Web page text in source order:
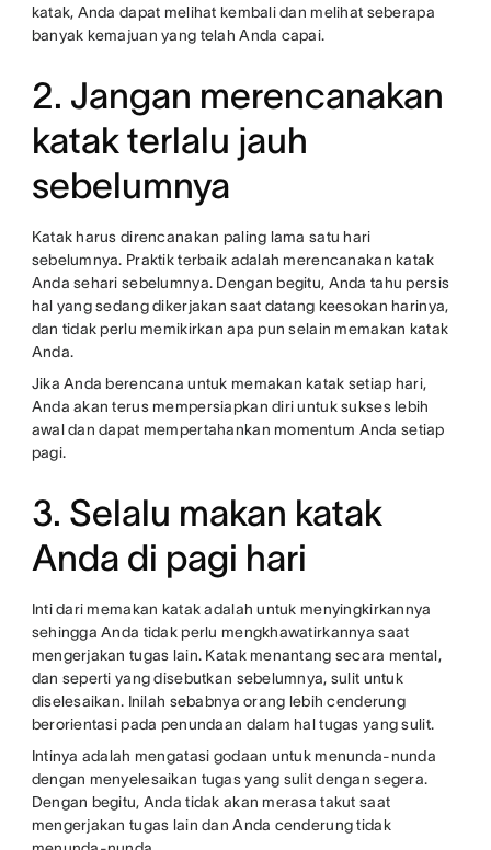
katak, Anda dapat melihat kembali dan melihat seberapa
banyak kemajuan yang telah Anda capai.
2. Jangan merencanakan
katak terlalu jauh
sebelumnya
Katak harus direncanakan paling lama satu hari
sebelumnya. Praktik terbaik adalah merencanakan katak
Anda sehari sebelumnya. Dengan begitu, Anda tahu persis
hal yang sedang dikerjakan saat datang keesokan harinya,
dan tidak perlu memikirkan apa pun selain memakan katak
Anda.
Jika Anda berencana untuk memakan katak setiap hari,
Anda akan terus mempersiapkan diri untuk sukses lebih
awal dan dapat mempertahankan momentum Anda setiap
pagi.
3. Selalu makan katak
Anda di pagi hari
Inti dari memakan katak adalah untuk menyingkirkannya
sehingga Anda tidak perlu mengkhawatirkannya saat
mengerjakan tugas lain. Katak menantang secara mental,
dan seperti yang disebutkan sebelumnya, sulit untuk
diselesaikan. Inilah sebabnya orang lebih cenderung
berorientasi pada penundaan dalam hal tugas yang sulit.
Intinya adalah mengatasi godaan untuk menunda-nunda
dengan menyelesaikan tugas yang sulit dengan segera.
Dengan begitu, Anda tidak akan merasa takut saat
mengerjakan tugas lain dan Anda cenderung tidak